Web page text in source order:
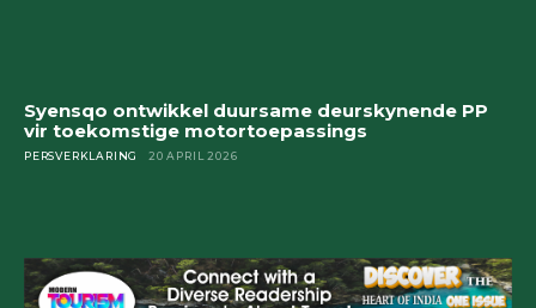
Syensqo ontwikkel duursame deurskynende PP
vir toekomstige motortoepassings
PERSVERKLARING 20 APRIL 2026